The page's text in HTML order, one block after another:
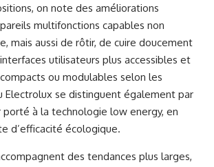
on note des améliorations
multifonctions capables non
mais aussi de rôtir, de cuire doucement
utilisateurs plus accessibles et
ou modulables selon les
Electrolux se distinguent également par
porté à la technologie low energy, en
d’efficacité écologique.
des tendances plus larges,